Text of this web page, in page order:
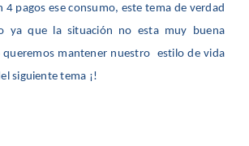
4 pagos ese consumo, este tema de verdad
ya que la situación no esta muy buena
queremos mantener nuestro estilo de vida
siguiente tema ¡!